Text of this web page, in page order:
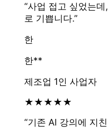
“사업 접고 싶었는데
로 기쁩니다.”
한
한**
제조업 1인 사업자
★★★★★
“기존 AI 강의에 지